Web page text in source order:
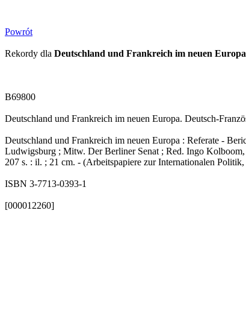
Powrót
Rekordy dla Deutschland und Frankreich im neuen Europa
B69800
Deutschland und Frankreich im neuen Europa. Deutsch-
Deutschland und Frankreich im neuen Europa : Referate -
Ludwigsburg ; Mitw. Der Berliner Senat ; Red. Ingo
207 s. : il. ; 21 cm. - (Arbeitspapiere zur Internationalen
ISBN 3-7713-0393-1
[000012260]